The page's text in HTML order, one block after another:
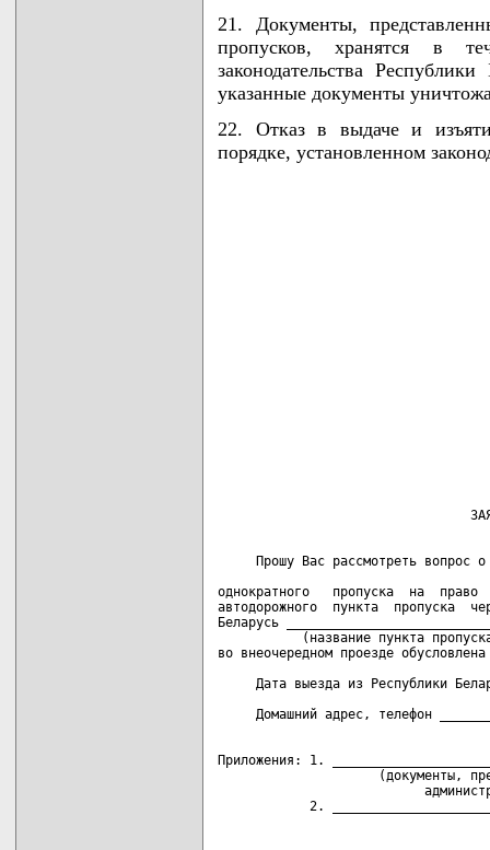
21. Документы,
пропусков, хранятся в
законодательства
указанные документы
22. Отказ в выдаче и
порядке, установленном
Прошу Вас рассмотреть вопрос
однократного   пропуска  на  право
автодорожного  пункта  пропуска
Беларусь
(название пункта
во внеочередном проезде
Дата выезда из Республики
Приложения: 1.
(документы,